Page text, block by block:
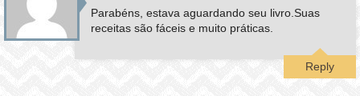
Parabéns, estava aguardando seu livro.Suas
receitas são fáceis e muito práticas.
Reply